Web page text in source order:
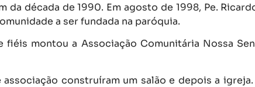
da década de 1990. Em agosto de 1998, Pe.
a ser fundada na paróquia.
montou a Associação Comunitária Nossa
construíram um salão e depois a